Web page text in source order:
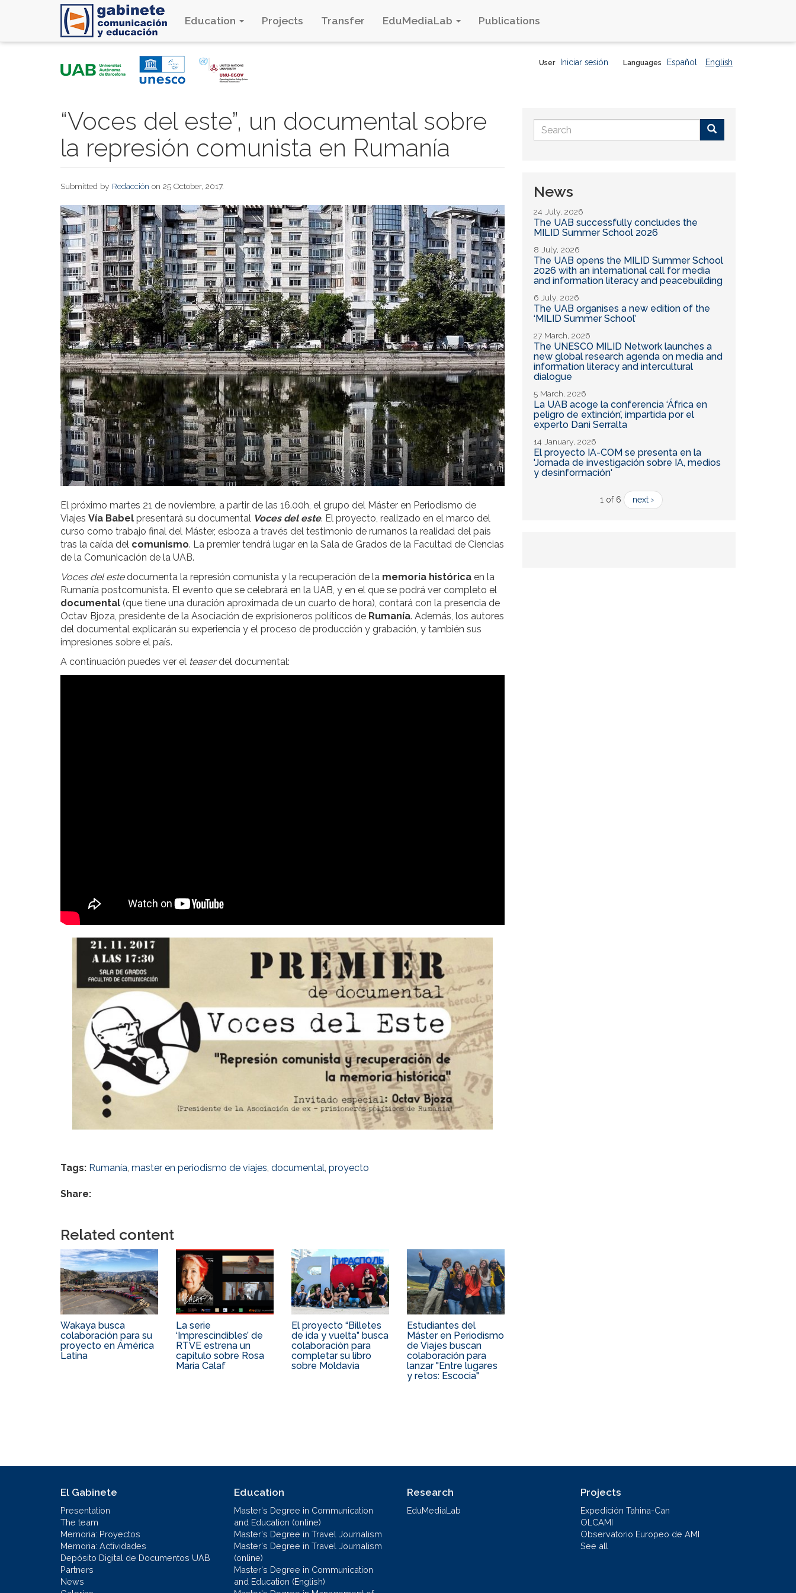
Education Projects Transfer EduMediaLab Publications
Languages Español English
User Iniciar sesión
“Voces del este”, un documental sobre
la represión comunista en Rumanía
Submitted by Redacción on 25 October, 2017.
El próximo martes 21 de noviembre, a partir de las 16.00h, el grupo del Máster en Periodismo de
Viajes Vía Babel presentará su documental Voces del este. El proyecto, realizado en el marco del
curso como trabajo final del Máster, esboza a través del testimonio de rumanos la realidad del país
tras la caída del comunismo. La premier tendrá lugar en la Sala de Grados de la Facultad de Ciencias
de la Comunicación de la UAB.
Voces del estedocumenta la represión comunista y la recuperación de la memoria histórica en la
Rumanía postcomunista. El evento que se celebrará en la UAB, y en el que se podrá ver completo el
documental (que tiene una duración aproximada de un cuarto de hora), contará con la presencia de
Octav Bjoza, presidente de la Asociación de exprisioneros políticos de Rumanía. Además, los autores
del documental explicarán su experiencia y el proceso de producción y grabación, y también sus
impresiones sobre el país.
A continuación puedes ver el teaserdel documental:
Tags: Rumanía master en periodismo de viajes documental proyecto
Share:
Related content
Wakaya busca
colaboración para su
proyecto en América
Latina
La serie
‘Imprescindibles’ de
RTVE estrena un
capítulo sobre Rosa
María Calaf
El proyecto “Billetes
de ida y vuelta” busca
colaboración para
completar su libro
sobre Moldavia
Estudiantes del
Máster en Periodismo
de Viajes buscan
colaboración para
lanzar "Entre lugares
y retos: Escocia"
Search
form
News
24 July, 2026
The UAB successfully concludes the
MILID Summer School 2026
8 July, 2026
The UAB opens the MILID Summer School
2026 with an international call for media
and information literacy and peacebuilding
6 July, 2026
The UAB organises a new edition of the
‘MILID Summer School’
27 March, 2026
The UNESCO MILID Network launches a
new global research agenda on media and
information literacy and intercultural
dialogue
5 March, 2026
La UAB acoge la conferencia ‘África en
peligro de extinción’, impartida por el
experto Dani Serralta
14 January, 2026
El proyecto IA-COM se presenta en la
'Jornada de investigación sobre IA, medios
y desinformación'
1 of 6 next ›
El Gabinete
Presentation
The team
Memoria: Proyectos
Memoria: Actividades
Depósito Digital de Documentos UAB
Partners
News
Education
Master's Degree in Communication
and Education (online)
Master's Degree in Travel Journalism
Master's Degree in Travel Journalism
(online)
Master's Degree in Communication
and Education (English)
Research
EduMediaLab
Projects
Expedición Tahina-Can
OLCAMI
Observatorio Europeo de AMI
See all